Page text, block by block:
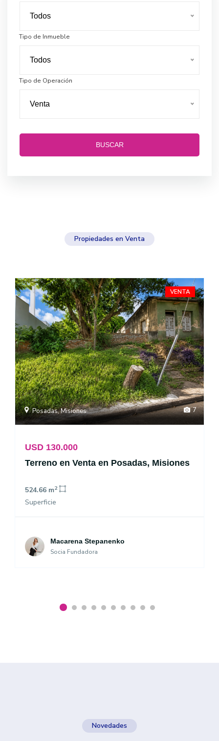
Todos
Tipo de Inmueble
Todos
Tipo de Operación
Venta
BUSCAR
Propiedades en Venta
VENTA
Posadas, Misiones 7
USD 130.000
Terreno en Venta en Posadas, Misiones
524.66 m2
Superficie
Macarena Stepanenko
Socia Fundadora
Novedades